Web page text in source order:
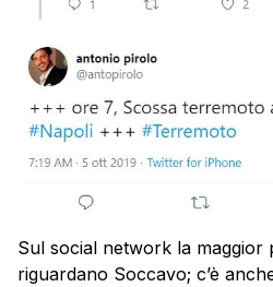
Sul social network la maggior
riguardano Soccavo; c’è